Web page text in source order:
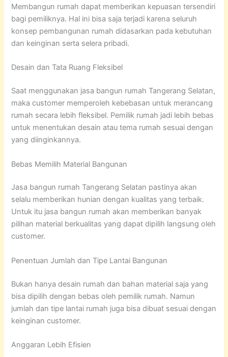
Membangun rumah dapat memberikan kepuasan tersendiri
bagi pemiliknya. Hal ini bisa saja terjadi karena seluruh
konsep pembangunan rumah didasarkan pada kebutuhan
dan keinginan serta selera pribadi.
Desain dan Tata Ruang Fleksibel
Saat menggunakan jasa bangun rumah Tangerang Selatan,
maka customer memperoleh kebebasan untuk merancang
rumah secara lebih fleksibel. Pemilik rumah jadi lebih bebas
untuk menentukan desain atau tema rumah sesuai dengan
yang diinginkannya.
Bebas Memilih Material Bangunan
Jasa bangun rumah Tangerang Selatan pastinya akan
selalu memberikan hunian dengan kualitas yang terbaik.
Untuk itu jasa bangun rumah akan memberikan banyak
pilihan material berkualitas yang dapat dipilih langsung oleh
customer.
Penentuan Jumlah dan Tipe Lantai Bangunan
Bukan hanya desain rumah dan bahan material saja yang
bisa dipilih dengan bebas oleh pemilik rumah. Namun
jumlah dan tipe lantai rumah juga bisa dibuat sesuai dengan
keinginan customer.
Anggaran Lebih Efisien